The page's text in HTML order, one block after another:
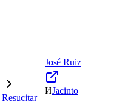
Resucitar
José Ruiz
ИJacinto